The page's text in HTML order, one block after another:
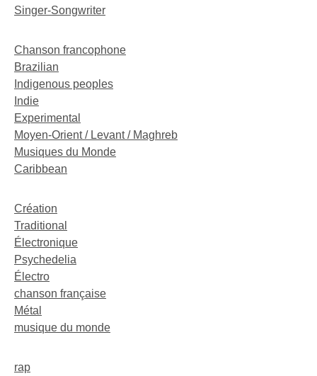
Singer-Songwriter
Chanson francophone
Brazilian
Indigenous peoples
Indie
Experimental
Moyen-Orient / Levant / Maghreb
Musiques du Monde
Caribbean
Création
Traditional
Électronique
Psychedelia
Électro
chanson française
Métal
musique du monde
rap